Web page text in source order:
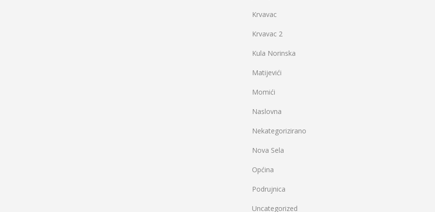
Krvavac
Krvavac 2
Kula Norinska
Matijevići
Momići
Naslovna
Nekategorizirano
Nova Sela
Općina
Podrujnica
Uncategorized